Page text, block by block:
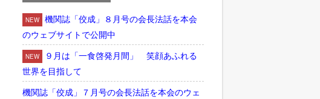
NEW
機関誌「佼成」８月号の会長法話を本会
のウェブサイトで公開中
NEW
９月は「一食啓発月間」 笑顔あふれる
世界を目指して
機関誌「佼成」７月号の会長法話を本会のウェ